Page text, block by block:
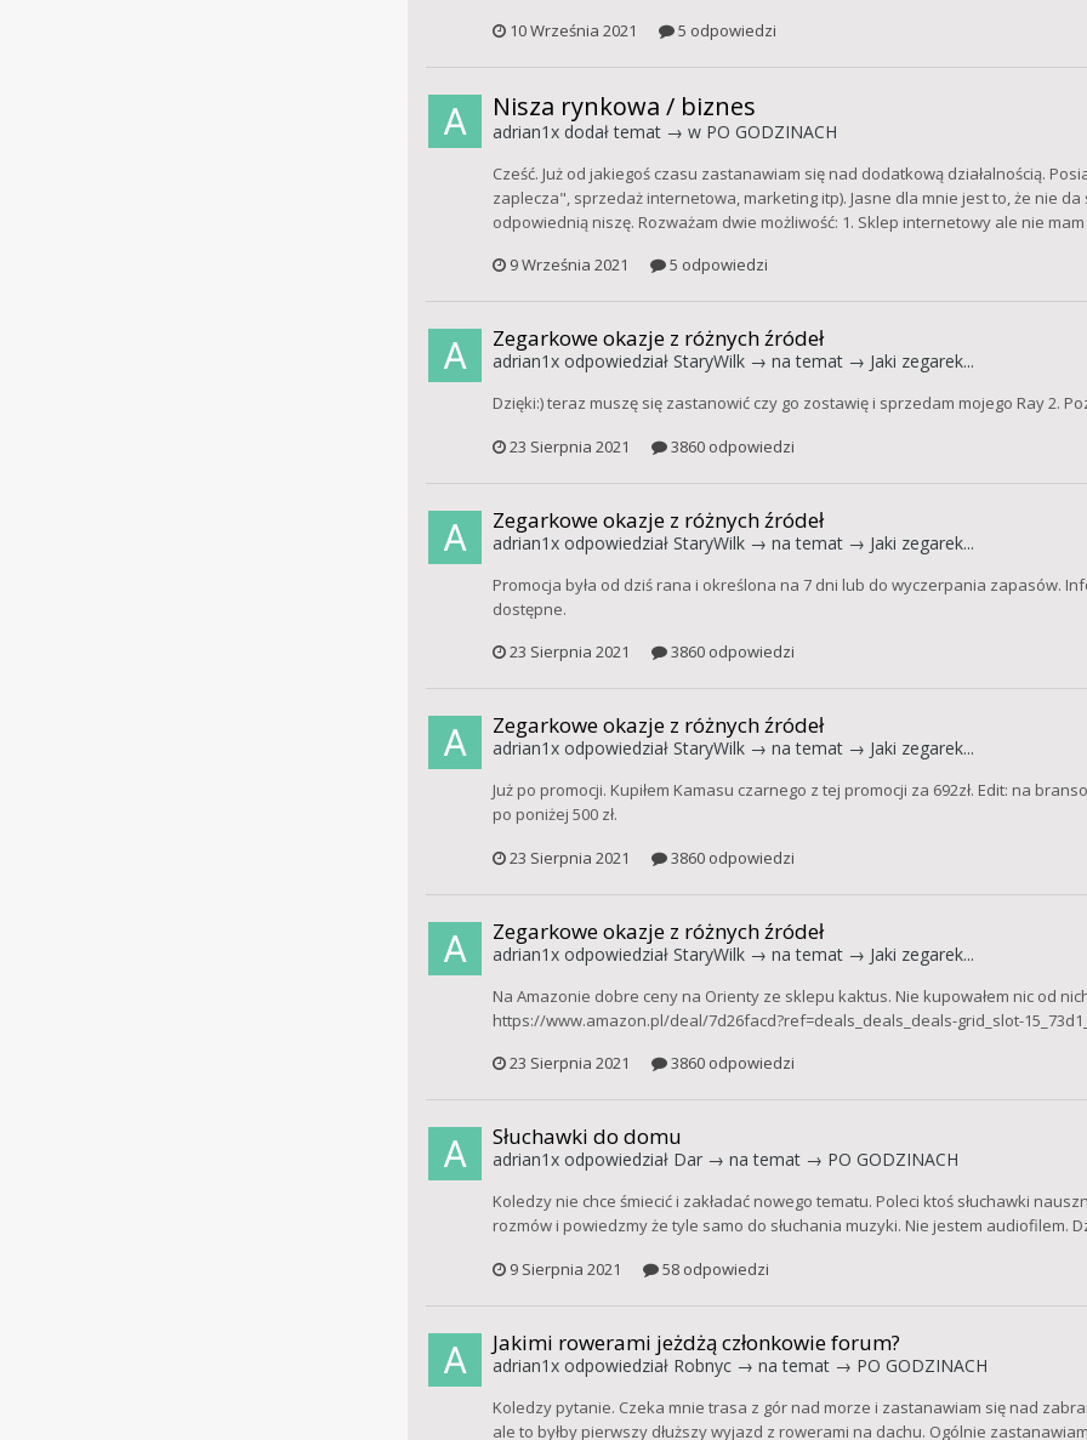
10 Września 2021
5 odpowiedzi
Nisza rynkowa / biznes
adrian1xdodał temat → w PO GODZINACH
Cześć. Już od jakiegoś czasu zastanawiam się nad dodatkową działalnością.
zaplecza", sprzedaż internetowa, marketing itp). Jasne dla mnie jest to, że nie
odpowiednią niszę. Rozważam dwie możliwość: 1. Sklep internetowy ale nie
9 Września 2021
5 odpowiedzi
Zegarkowe okazje z różnych źródeł
adrian1xodpowiedział StaryWilk→ na temat → Jaki zegarek...
Dzięki:) teraz muszę się zastanowić czy go zostawię i sprzedam mojego Ray 2.
23 Sierpnia 2021
3860 odpowiedzi
Zegarkowe okazje z różnych źródeł
adrian1xodpowiedział StaryWilk→ na temat → Jaki zegarek...
Promocja była od dziś rana i określona na 7 dni lub do wyczerpania zapasów.
dostępne.
23 Sierpnia 2021
3860 odpowiedzi
Zegarkowe okazje z różnych źródeł
adrian1xodpowiedział StaryWilk→ na temat → Jaki zegarek...
Już po promocji. Kupiłem Kamasu czarnego z tej promocji za 692zł. Edit: na
po poniżej 500 zł.
23 Sierpnia 2021
3860 odpowiedzi
Zegarkowe okazje z różnych źródeł
adrian1xodpowiedział StaryWilk→ na temat → Jaki zegarek...
Na Amazonie dobre ceny na Orienty ze sklepu kaktus. Nie kupowałem nic od
https://www.amazon.pl/deal/7d26facd?ref=deals_deals_deals-grid_slot-
23 Sierpnia 2021
3860 odpowiedzi
Słuchawki do domu
adrian1xodpowiedział Dar→ na temat → PO GODZINACH
Koledzy nie chce śmiecić i zakładać nowego tematu. Poleci ktoś słuchawki
rozmów i powiedzmy że tyle samo do słuchania muzyki. Nie jestem audiofilem.
9 Sierpnia 2021
58 odpowiedzi
Jakimi rowerami jeżdżą członkowie forum?
adrian1xodpowiedział Robnyc→ na temat → PO GODZINACH
Koledzy pytanie. Czeka mnie trasa z gór nad morze i zastanawiam się nad
ale to byłby pierwszy dłuższy wyjazd z rowerami na dachu. Ogólnie